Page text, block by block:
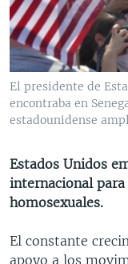
VENEZUELA
BRASIL
NICARAGUA
ECONOMÍA
TECNOLOGÍA
DEPORTES
CIENCIA Y SALUD
MULTIMEDIA
VIDEOS
FOTOGRAFÍA
AUDIOS
PROGRAMAS TV
EL MUNDO AL DÍA
FORO
LAS CLAVES
PANORAMA
RADIO
AVANCE
BUENOS DÍAS
ESTADOS UNIDOS
FORO [RADIO]
DIRECT
DOCUMENTALES DE
Learning English
El presidente de
encontraba en
estadounidense
Estados Unidos
internacional para
homosexuales.
El constante
apoyo a los